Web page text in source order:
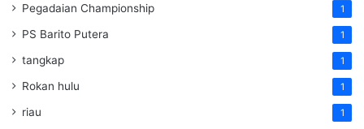
Pegadaian Championship 1
PS Barito Putera 1
tangkap 1
Rokan hulu 1
riau 1